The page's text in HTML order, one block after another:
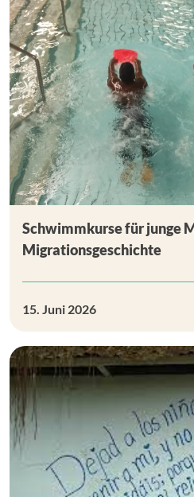
Schwimmkurse für junge
Migrationsgeschichte
15. Juni 2026